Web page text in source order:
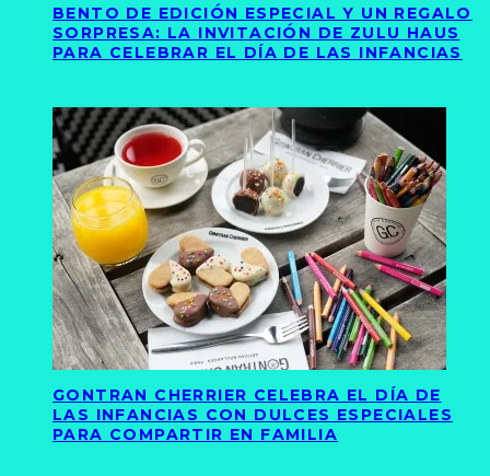
BENTO DE EDICIÓN ESPECIAL Y UN REGALO
SORPRESA: LA INVITACIÓN DE ZULU HAUS
PARA CELEBRAR EL DÍA DE LAS INFANCIAS
GONTRAN CHERRIER CELEBRA EL DÍA DE
LAS INFANCIAS CON DULCES ESPECIALES
PARA COMPARTIR EN FAMILIA